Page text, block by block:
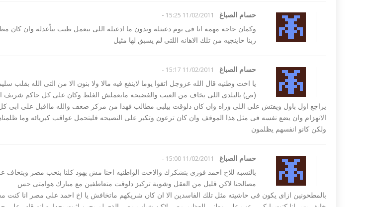
حسام الصباغ 11/02/2011 15:25
-
وكمان حاجه مهمه انا فى يوم دعيتله وبدون ما ادعيله اللى بيعمل طيب بياْعدله وان كان
ربنا حاينجيه من تلك الاهانه اللتى لم يسبق لها مثيل
حسام الصباغ 11/02/2011 15:17
-
يا اخت وطنيه قال الله عزوجل اتقوا يوما لاينفع فيه مالا ولا بنون الا من التى الله بقلب
(ص) بالبلدى اللى يخاف من العيب والفضيحه مايعملش الغلط وكان على كل حاكم شريف
يراجع اول باول ويفتش على اللى وراه وان كان دلوقت بيلبى مطالب فهذا من مركز ضعف والله مااقبل على ابى
الانهزام وان يضع نفسه فى مثل هذا الموقف وان كان ترعون وتكبر على النصيحه فليتحمل عواقب كبريائه وما
ولكن كانو انفسهم يظلمون
حسام الصباغ 11/02/2011 15:00
-
بالنسبه للاخ احمد فوزى بنشكرك والاخت الواطنيه احنا مش يهود كلنا بنحب مصر وبنخاف
مصالحنا لاكن قليل من العقل وشوية تركيز دلوقت متعاطفين مع مبارك هوامتى حس
بالمطحونين ازاى يكون فى حاشيته مثل تلك الفاسدين الا ان كان شريكهم ماتخافش يا اخ احمد على مصر انا كنت